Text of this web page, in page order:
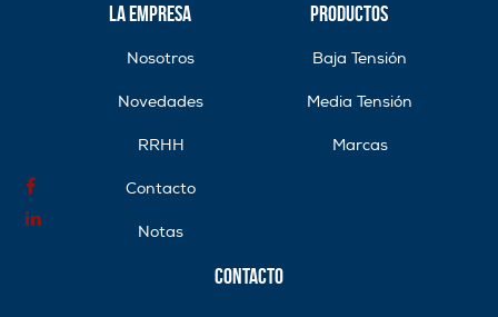
La Empresa
Nosotros
Novedades
RRHH
Contacto
Notas
Productos
Baja Tensión
Media Tensión
Marcas
Contacto